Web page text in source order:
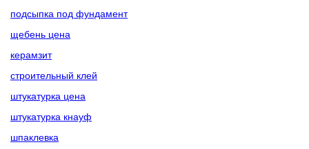
подсыпка под фундамент
щебень цена
керамзит
строительный клей
штукатурка цена
штукатурка кнауф
шпаклевка